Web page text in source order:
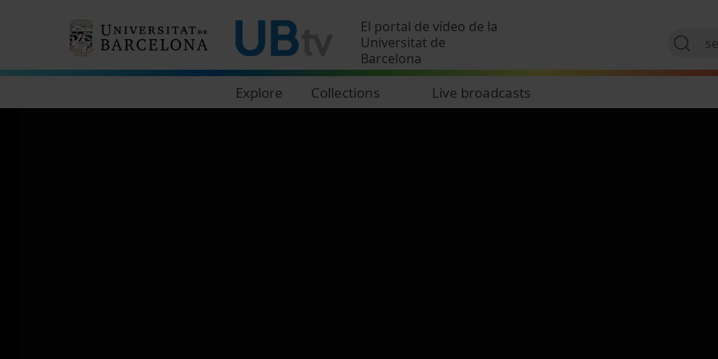
El portal de vídeo de la
Universitat de
Barcelona
Explore Collections Live broadcasts